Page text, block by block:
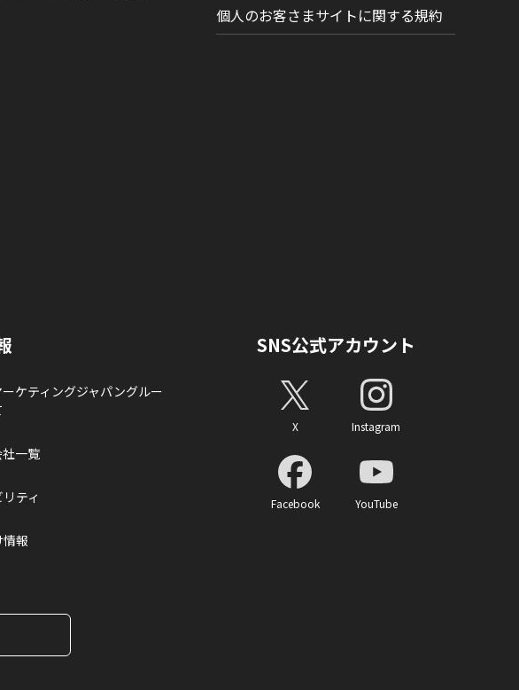
個人のお客さまサイトに関する規約
ケティングジャパングルー
一覧
ティ
報
SNS公式アカウント
X Instagram
Facebook YouTube